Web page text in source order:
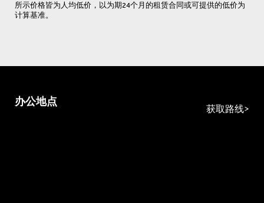
所示价格皆为人均低价，以为期24个月的租赁合同或可提供的低价为
计算基准。
办公地点
获取路线